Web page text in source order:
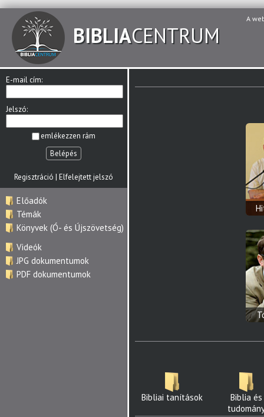
BIBLIACENTRUM
A
E-mail cím:
Jelszó:
emlékezzen rám
Belépés
Regisztráció | Elfelejtett jelszó
Előadók
Témák
Könyvek (Ó- és Újszövetség)
Videók
JPG dokumentumok
PDF dokumentumok
Bibliai tanítások
Biblia és